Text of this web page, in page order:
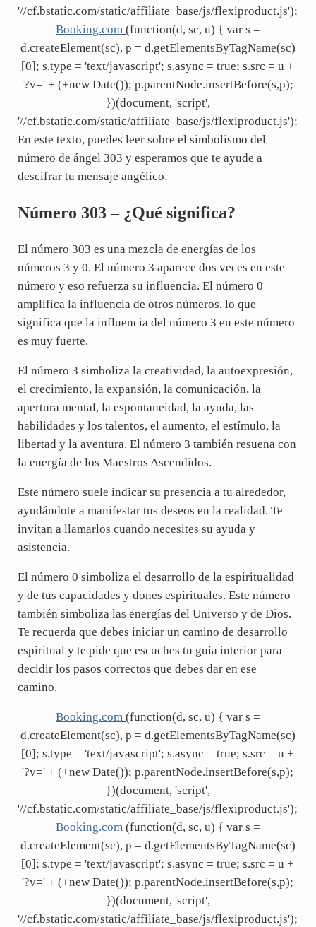
'//cf.bstatic.com/static/affiliate_base/js/flexiproduct.js');
Booking.com (function(d, sc, u) { var s =
d.createElement(sc), p = d.getElementsByTagName(sc)
[0]; s.type = 'text/javascript'; s.async = true; s.src = u +
'?v=' + (+new Date()); p.parentNode.insertBefore(s,p);
})(document, 'script',
'//cf.bstatic.com/static/affiliate_base/js/flexiproduct.js');
En este texto, puedes leer sobre el simbolismo del
número de ángel 303 y esperamos que te ayude a
descifrar tu mensaje angélico.
Número 303 – ¿Qué significa?
El número 303 es una mezcla de energías de los
números 3 y 0. El número 3 aparece dos veces en este
número y eso refuerza su influencia. El número 0
amplifica la influencia de otros números, lo que
significa que la influencia del número 3 en este número
es muy fuerte.
El número 3 simboliza la creatividad, la autoexpresión,
el crecimiento, la expansión, la comunicación, la
apertura mental, la espontaneidad, la ayuda, las
habilidades y los talentos, el aumento, el estímulo, la
libertad y la aventura. El número 3 también resuena con
la energía de los Maestros Ascendidos.
Este número suele indicar su presencia a tu alrededor,
ayudándote a manifestar tus deseos en la realidad. Te
invitan a llamarlos cuando necesites su ayuda y
asistencia.
El número 0 simboliza el desarrollo de la espiritualidad
y de tus capacidades y dones espirituales. Este número
también simboliza las energías del Universo y de Dios.
Te recuerda que debes iniciar un camino de desarrollo
espiritual y te pide que escuches tu guía interior para
decidir los pasos correctos que debes dar en ese
camino.
Booking.com (function(d, sc, u) { var s =
d.createElement(sc), p = d.getElementsByTagName(sc)
[0]; s.type = 'text/javascript'; s.async = true; s.src = u +
'?v=' + (+new Date()); p.parentNode.insertBefore(s,p);
})(document, 'script',
'//cf.bstatic.com/static/affiliate_base/js/flexiproduct.js');
Booking.com (function(d, sc, u) { var s =
d.createElement(sc), p = d.getElementsByTagName(sc)
[0]; s.type = 'text/javascript'; s.async = true; s.src = u +
'?v=' + (+new Date()); p.parentNode.insertBefore(s,p);
})(document, 'script',
'//cf.bstatic.com/static/affiliate_base/js/flexiproduct.js');